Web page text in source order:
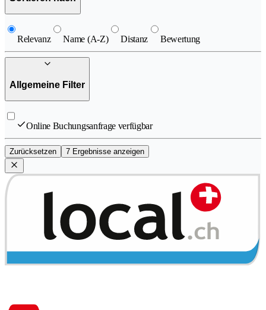
Relevanz Name (A-Z) Distanz Bewertung
Allgemeine Filter
Online Buchungsanfrage verfügbar
Zurücksetzen 7 Ergebnisse anzeigen